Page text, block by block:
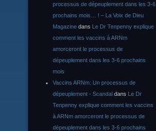
processus de dépeuplement dans les 3-6
prochains mois… ! – La Voix de Dieu
Magazine dans Le Dr Tenpenny explique
comment les vaccins à ARNm
amorceront le processus de
dépeuplement dans les 3-6 prochains
mois
Vaccins ARNm: Un processus de
dépeuplement - Scandal dans Le Dr
Tenpenny explique comment les vaccins
à ARNm amorceront le processus de
dépeuplement dans les 3-6 prochains